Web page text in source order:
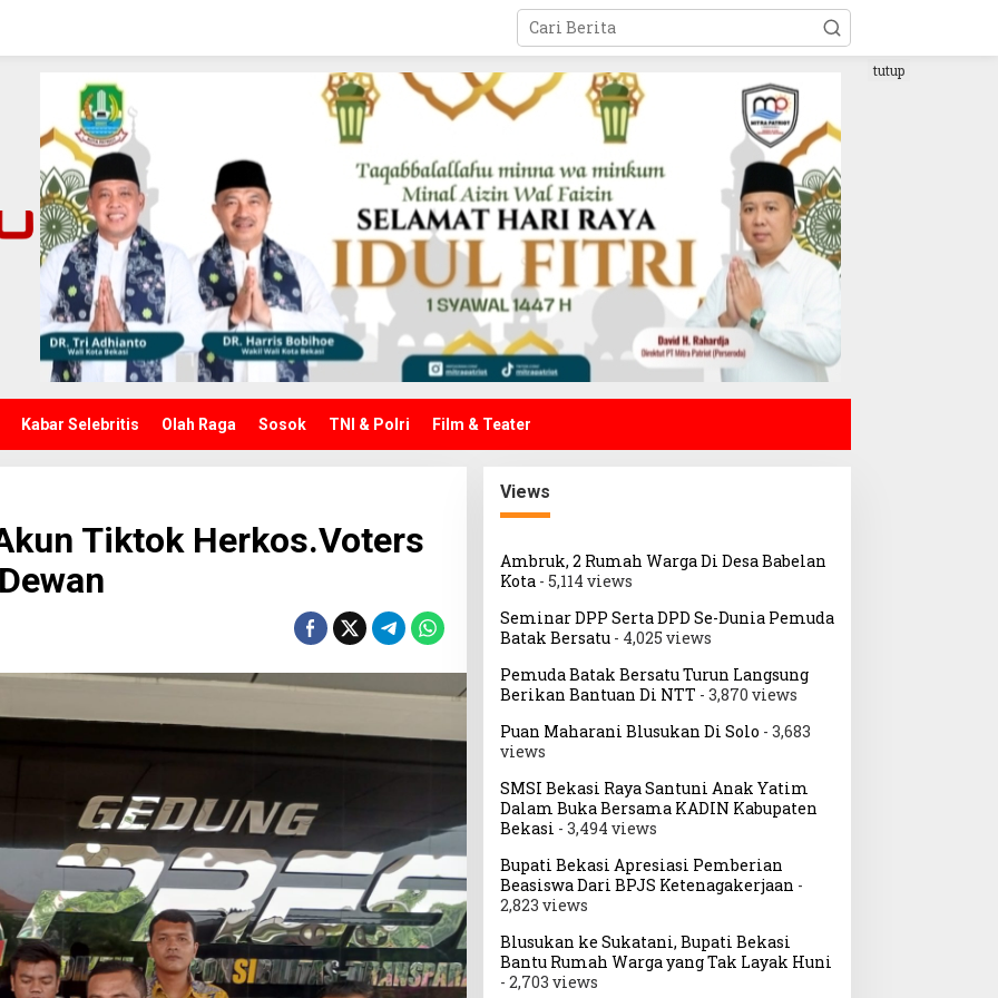
Kabar Selebritis Olah Raga Sosok TNI & Polri Film & Teater
tutup
Tiktok Herkos.Voters
Views
Ambruk, 2 Rumah Warga Di Desa Babelan
Kota- 5,114 views
Seminar DPP Serta DPD Se-Dunia Pemuda
Batak Bersatu- 4,025 views
Pemuda Batak Bersatu Turun Langsung
Berikan Bantuan Di NTT - 3,870 views
Puan Maharani Blusukan Di Solo - 3,683
views
SMSI Bekasi Raya Santuni Anak Yatim
Dalam Buka Bersama KADIN Kabupaten
Bekasi - 3,494 views
Bupati Bekasi Apresiasi Pemberian
Beasiswa Dari BPJS Ketenagakerjaan -
2,823 views
Blusukan ke Sukatani, Bupati Bekasi
Bantu Rumah Warga yang Tak Layak Huni
- 2,703 views